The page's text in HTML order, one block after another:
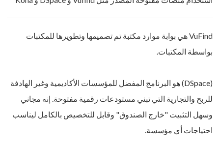
VuFind هي بوابة موارد مكتبة تم تصميمها وتطويرها للمكتبات
بواسطة المكتبات.
(DSpace) هو البرنامج المفضل للمؤسسات الأكاديمية وغير الهادفة
للربح والتجارية التي تبني مستودعات رقمية مفتوحة. إنه مجاني
وسهل التثبيت "خارج الصندوق" وقابل للتخصيص بالكامل ليناسب
احتياجات أي مؤسسة.